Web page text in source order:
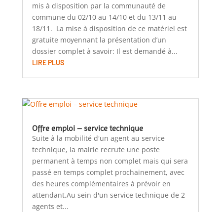
mis à disposition par la communauté de
commune du 02/10 au 14/10 et du 13/11 au
18/11. La mise à disposition de ce matériel est
gratuite moyennant la présentation d’un
dossier complet à savoir: Il est demandé à...
LIRE PLUS
Offre emploi – service technique
Suite à la mobilité d'un agent au service
technique, la mairie recrute une poste
permanent à temps non complet mais qui sera
passé en temps complet prochainement, avec
des heures complémentaires à prévoir en
attendant.Au sein d'un service technique de 2
agents et...